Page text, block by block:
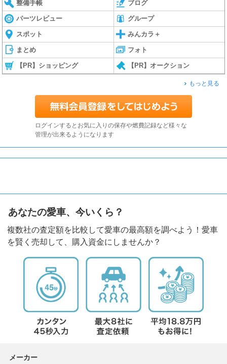
整備手帳 ブログ
パーツレビュー グループ
スポット みんカラ＋
まとめ フォト
【PR】ショッピング 【PR】オークション
もっと見る
ログインするとお気に入りの保存や燃費記録など様々な
管理が出来るようになります
あなたの愛車、今いくら？
複数社の査定額を比較して愛車の最高額を調べよう！愛車
を賢く売却して、購入資金にしませんか？
メーカー